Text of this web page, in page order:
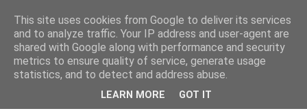
Bougez Autrement
jeudi 5 juin 2008
Km 19.3 - Da Bicy Code ...
This site uses cookies from Google to deliver its services
and to analyze traffic. Your IP address and user-agent are
shared with Google along with performance and security
metrics to ensure quality of service, generate usage
statistics, and to detect and address abuse.
LEARN MORE GOT IT